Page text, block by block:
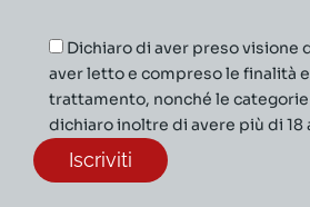
Dichiaro di aver preso visione
aver letto e compreso le finalità
trattamento, nonché le
dichiaro inoltre di avere più di 18